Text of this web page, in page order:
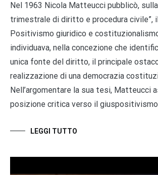
Nel 1963 Nicola Matteucci pubblicò,
trimestrale di diritto e procedura civile”,
Positivismo giuridico e
individuava, nella concezione che
unica fonte del diritto, il principale
realizzazione di una democrazia
Nell’argomentare la sua tesi, Matteucci
posizione critica verso il giuspositivismo
LEGGI TUTTO